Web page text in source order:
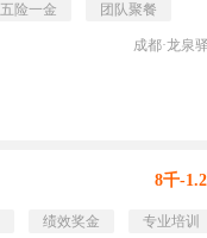
五险一金 团队聚餐
成都·龙泉
8千-
绩效奖金 专业培训